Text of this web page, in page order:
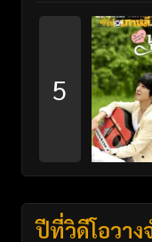
5
ปีที่วิดีโอวาง